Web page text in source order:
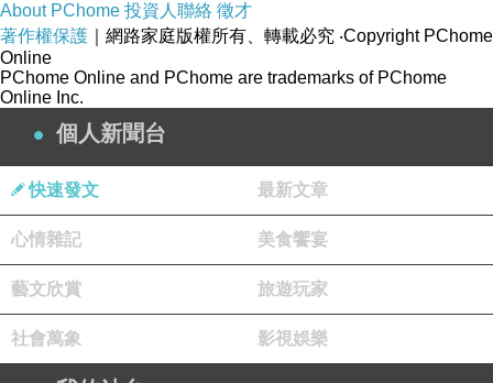
沒多久，便拿到一張門票，上頭印著園區裡可愛動物的圖案。
走進入口門，裡面的空間算寬敞明亮，左手邊是購票區、右手邊是商品
About PChome 投資人聯絡 徵才
著作權保護 ｜網路家庭版權所有、轉載必究 ‧Copyright PChome
Online
PChome Online and PChome are trademarks of PChome
Online Inc.
個人新聞台
快速發文 最新文章
心情雜記 美食饗宴
藝文欣賞 旅遊玩家
社會萬象 影視娛樂